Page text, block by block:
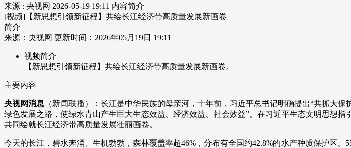
人民领袖习近平 联播+ 热解读 天天学习
视频 小央视频 小央直播 直播中国
财经 教育 乡村振兴 旅游
大国智造 大国展会 大国保险 云顶对话 云起 超级工厂 智敬中国 全
来源 : 央视网 2026-05-19 19:11 内容简介
[视频]【新思想引领新征程】共绘长江经济带高质量发展新画卷
简介
来源：央视网 更新时间：2026年05月19日 19:11
视频简介
【新思想引领新征程】共绘长江经济带高质量发展新画卷。
主要内容
央视网消息 （新闻联播）：长江是中华民族的母亲河，十年前，习近平总书记明确提出“共抓大
绿色发展之路，使绿水青山产生巨大生态效益、经济效益、社会效益”。在习近平生态文明思想
共同绘就长江经济带高质量发展壮丽画卷。
今天的长江，碧水奔涌、生机勃勃，森林覆盖率超46%，分布有全国约42.8%的水产种质保护区、